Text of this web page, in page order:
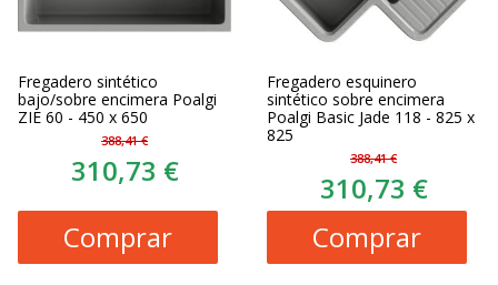
Fregadero sintético
bajo/sobre encimera Poalgi
ZIE 60 - 450 x 650
388,41 €
310,73 €
Comprar
Fregadero esquinero
sintético sobre encimera
Poalgi Basic Jade 118 - 825 x
825
388,41 €
310,73 €
Comprar